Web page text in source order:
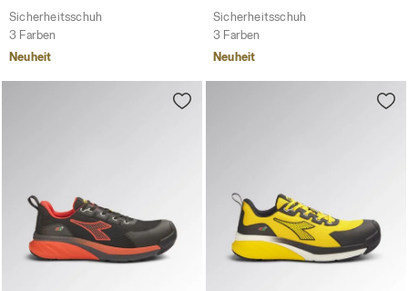
Sicherheitsschuh
3 Farben
Neuheit
Sicherheitsschuh
3 Farben
Neuheit